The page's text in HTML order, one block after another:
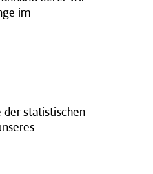
im
der statistischen